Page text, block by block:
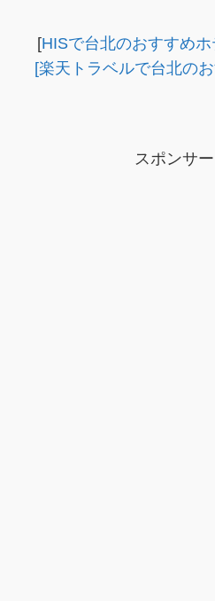
[HISで台北のおすすめ
[楽天トラベルで台北の
スポンサ